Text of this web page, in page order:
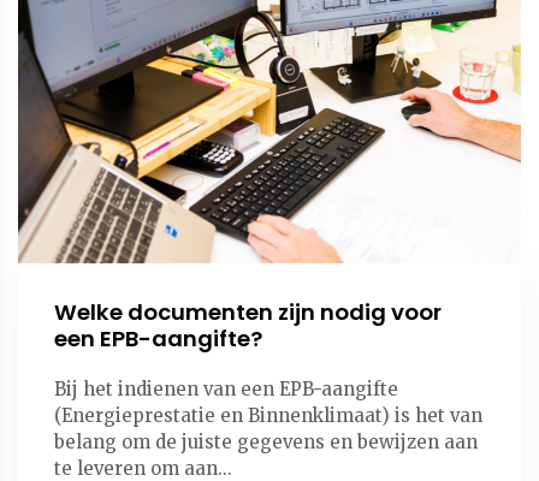
Welke documenten zijn nodig voor
een EPB-aangifte?
Bij het indienen van een EPB-aangifte
(Energieprestatie en Binnenklimaat) is het van
belang om de juiste gegevens en bewijzen aan
te leveren om aan...